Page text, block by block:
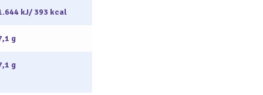
kJ/ 393 kcal
g
g